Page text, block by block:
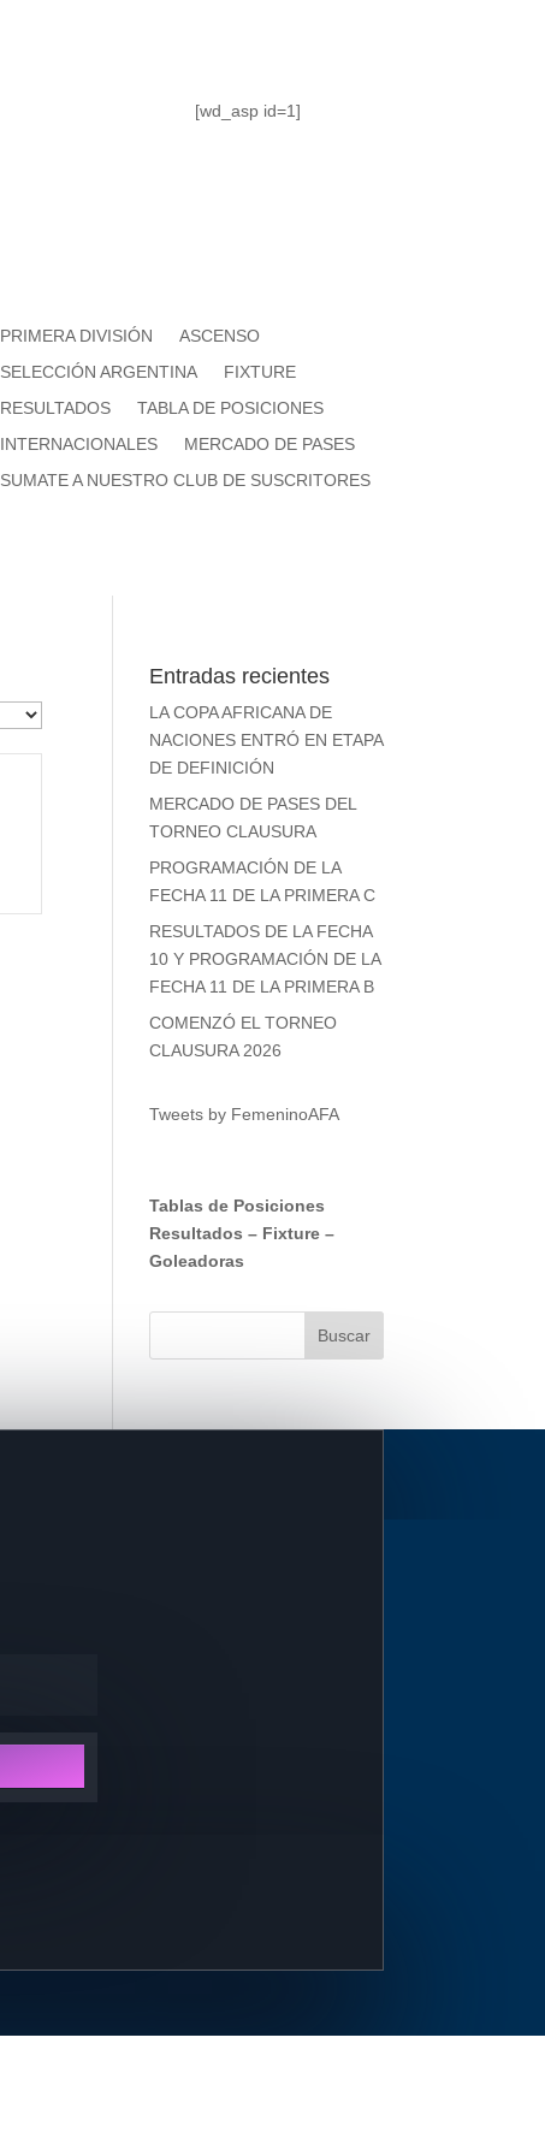
[wd_asp id=1]
PRIMERA DIVISIÓN
ASCENSO
SELECCIÓN ARGENTINA
FIXTURE
RESULTADOS
TABLA DE POSICIONES
INTERNACIONALES
MERCADO DE PASES
SUMATE A NUESTRO CLUB DE SUSCRITORES
Entradas recientes
LA COPA AFRICANA DE
NACIONES ENTRÓ EN ETAPA
DE DEFINICIÓN
MERCADO DE PASES DEL
TORNEO CLAUSURA
PROGRAMACIÓN DE LA
FECHA 11 DE LA PRIMERA C
RESULTADOS DE LA FECHA
10 Y PROGRAMACIÓN DE LA
FECHA 11 DE LA PRIMERA B
COMENZÓ EL TORNEO
CLAUSURA 2026
Tweets by FemeninoAFA
Tablas de Posiciones
Resultados – Fixture –
Goleadoras